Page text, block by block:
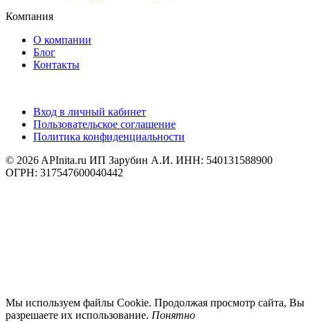
Компания
О компании
Блог
Контакты
Вход в личный кабинет
Пользовательское соглашение
Политика конфиденциальности
© 2026 APInita.ru ИП Зарубин А.И. ИНН: 540131588900
ОГРН: 317547600040442
Мы используем файлы Cookie. Продолжая просмотр сайта, Вы
разрешаете их использование. Понятно